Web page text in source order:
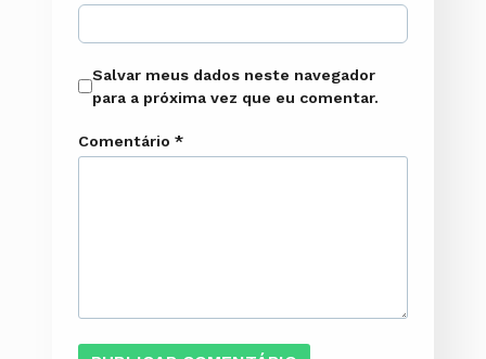
Salvar meus dados neste navegador
para a próxima vez que eu comentar.
Comentário *